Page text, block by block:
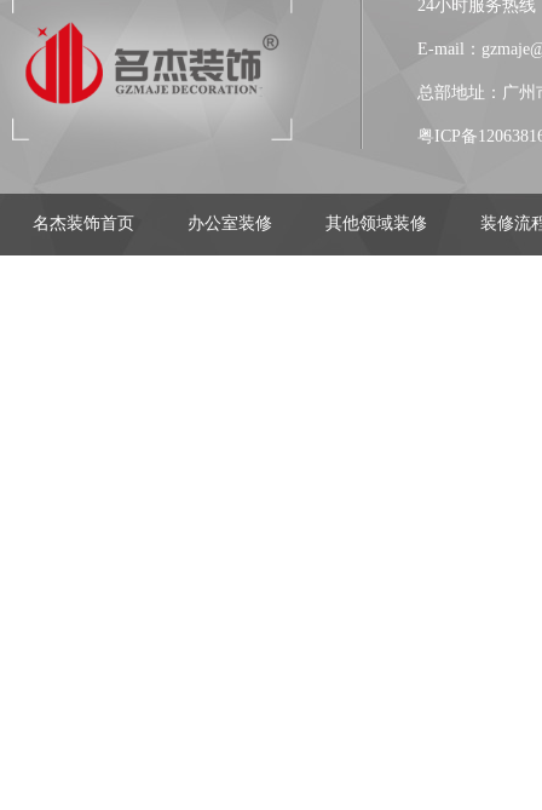
24小时服务热线
E-mail：
总部地址：广州
粤ICP备
名杰装饰首页 办公室装修 其他领域装修 装修流